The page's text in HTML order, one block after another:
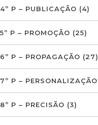
4º P – PUBLICAÇÃO (4)
5º P – PROMOÇÃO (25)
6º P – PROPAGAÇÃO (27)
7º P – PERSONALIZAÇÃO
8º P – PRECISÃO (3)